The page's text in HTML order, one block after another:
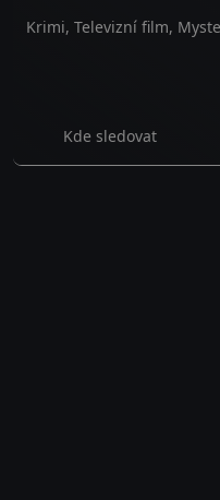
Krimi, Televizní film,
Kde sledovat